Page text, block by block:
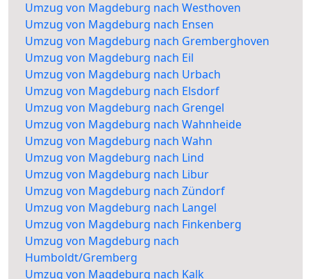
Umzug von Magdeburg nach Westhoven
Umzug von Magdeburg nach Ensen
Umzug von Magdeburg nach Gremberghoven
Umzug von Magdeburg nach Eil
Umzug von Magdeburg nach Urbach
Umzug von Magdeburg nach Elsdorf
Umzug von Magdeburg nach Grengel
Umzug von Magdeburg nach Wahnheide
Umzug von Magdeburg nach Wahn
Umzug von Magdeburg nach Lind
Umzug von Magdeburg nach Libur
Umzug von Magdeburg nach Zündorf
Umzug von Magdeburg nach Langel
Umzug von Magdeburg nach Finkenberg
Umzug von Magdeburg nach
Humboldt/Gremberg
Umzug von Magdeburg nach Kalk